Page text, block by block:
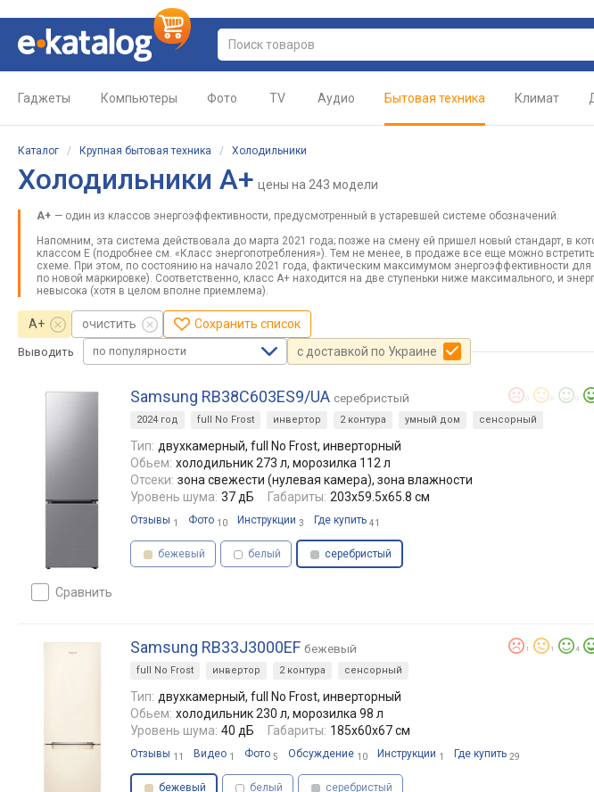
Гаджеты Компьютеры Фото TV Аудио Бытовая техника Климат
Каталог / Крупная бытовая техника / Холодильники
Холодильники A+ цены на 243 модели
A+ — один из классов энергоэффективности, предусмотренный в устаревшей системе обозначений.
Напомним, эта система действовала до марта 2021 года; позже на смену ей пришел новый стандарт, в
классом E (подробнее см. «Класс энергопотребления»). Тем не менее, в продаже все еще можно
схеме. При этом, по состоянию на начало 2021 года, фактическим максимумом энергоэффективности
по новой маркировке). Соответственно, класс А+ находится на две ступеньки ниже максимального, и
невысока (хотя в целом вполне приемлема).
A+ очистить Сохранить список
Выводить по популярности с доставкой по Украине
сравнить
Samsung RB38C603ES9/UA серебристый
2024 год full No Frost инвертор 2 контура умный дом сенсорный
Тип: двухкамерный, full No Frost, инверторный
Обьем: холодильник 273 л, морозилка 112 л
Отсеки: зона свежести (нулевая камера), зона влажности
Уровень шума: 37 дБ Габариты: 203х59.5х65.8 см
Отзывы 1 Фото 10 Инструкции 3 Где купить 41
бежевый белый серебристый
Samsung RB33J3000EF бежевый 1 1 4
full No Frost инвертор 2 контура сенсорный
Тип: двухкамерный, full No Frost, инверторный
Обьем: холодильник 230 л, морозилка 98 л
Уровень шума: 40 дБ Габариты: 185x60x67 см
Отзывы 11 Видео 1 Фото 5 Обсуждение 10 Инструкции 1 Где купить 29
бежевый белый серебристый